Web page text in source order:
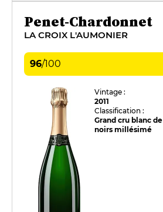
Penet-Chardonnet
LA CROIX L'AUMONIER
96/100
Vintage :
2011
Classification :
Grand cru blanc de
noirs millésimé